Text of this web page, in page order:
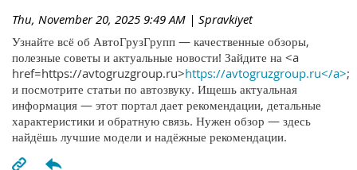
Thu, November 20, 2025 9:49 AM | Spravkiyet
Узнайте всё об АвтоГрузГрупп — качественные обзоры,
полезные советы и актуальные новости! Зайдите на <a
href=https://avtogruzgroup.ru>https://avtogruzgroup.ru</a>;
и посмотрите статьи по автозвуку. Ищешь актуальная
информация — этот портал дает рекомендации, детальные
характеристики и обратную связь. Нужен обзор — здесь
найдёшь лучшие модели и надёжные рекомендации.